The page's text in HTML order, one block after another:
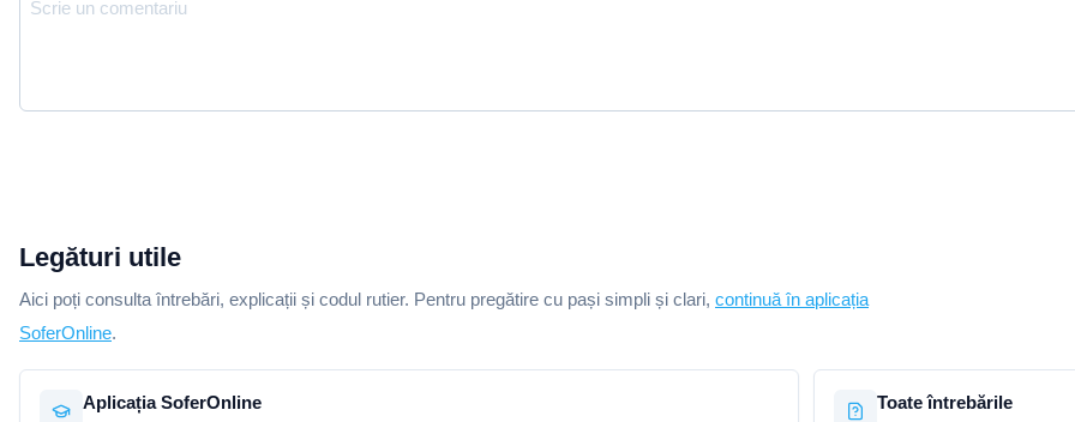
Legături utile
Aici poți consulta întrebări, explicații și codul rutier. Pentru pregătire cu pași simpli și clari, continuă în aplicația
SoferOnline.
Aplicația SoferOnline Toate întrebările